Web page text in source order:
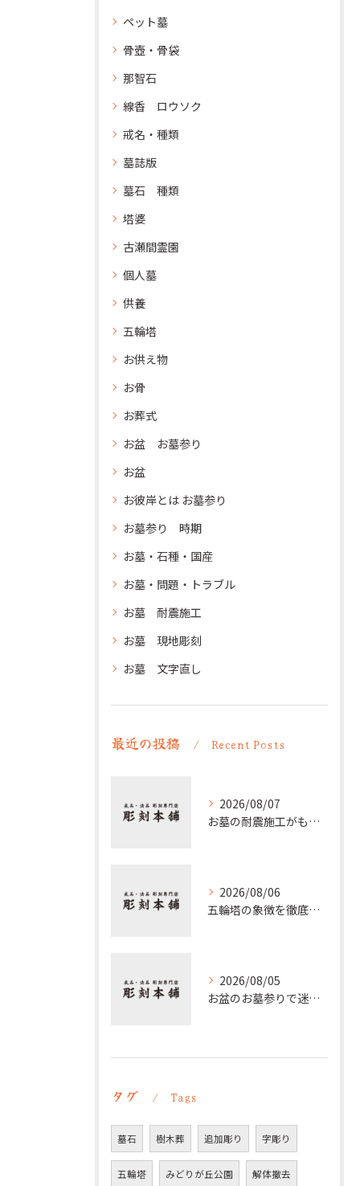
ペット墓
骨壺・骨袋
那智石
線香 ロウソク
戒名・種類
墓誌版
墓石 種類
塔婆
古瀬間霊園
個人墓
供養
五輪塔
お供え物
お骨
お葬式
お盆 お墓参り
お盆
お彼岸とは お墓参り
お墓参り 時期
お墓・石種・国産
お墓・問題・トラブル
お墓 耐震施工
お墓 現地彫刻
お墓 文字直し
最近の投稿 Recent Posts
2026/08/07
お墓の耐震施工がもたらす家族と供養の安心とその重要性を徹底解説
2026/08/06
五輪塔の象徴を徹底解説 仏教五大や梵字の意味と歴史的背景
2026/08/05
お盆のお墓参りで迷わない時間帯の選び方と夕方参拝の注意点
タグ Tags
墓石 樹木葬 追加彫り 字彫り
五輪塔 みどりが丘公園 解体撤去